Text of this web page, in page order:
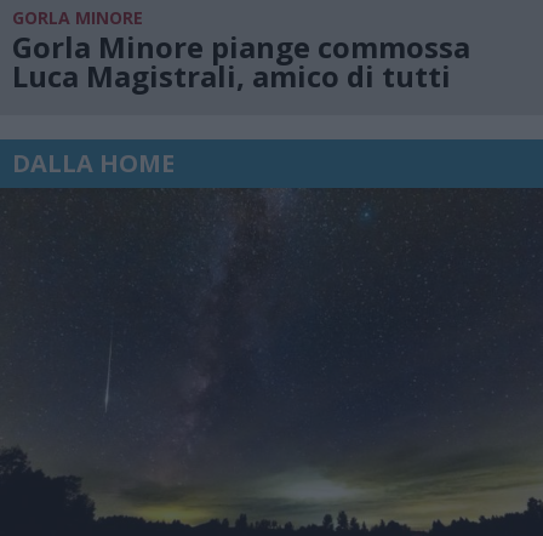
GORLA MINORE
Gorla Minore piange commossa
Luca Magistrali, amico di tutti
DALLA HOME